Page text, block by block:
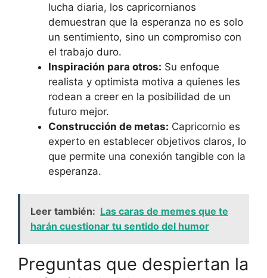
lucha diaria, los capricornianos
demuestran que la esperanza no es solo
un sentimiento, sino un compromiso con
el trabajo duro.
Inspiración para otros: Su enfoque
realista y optimista motiva a quienes les
rodean a creer en la posibilidad de un
futuro mejor.
Construcción de metas: Capricornio es
experto en establecer objetivos claros, lo
que permite una conexión tangible con la
esperanza.
Leer también: Las caras de memes que te
harán cuestionar tu sentido del humor
Preguntas que despiertan la